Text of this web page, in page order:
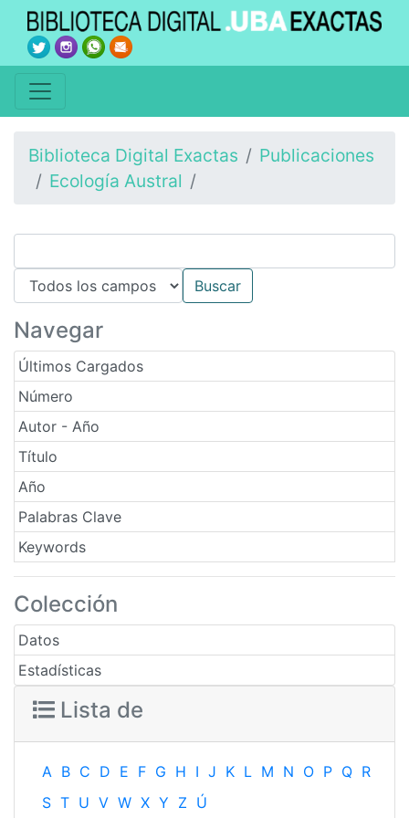
Biblioteca Digital Exactas
Publicaciones
Ecología Austral
Navegar
Últimos Cargados
Número
Autor - Año
Título
Año
Palabras Clave
Keywords
Colección
Datos
Estadísticas
Lista de
A B C D E F G H I J K L M N O P Q R
S T U V W X Y Z Ú